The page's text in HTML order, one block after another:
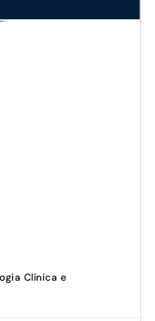
Clínica e